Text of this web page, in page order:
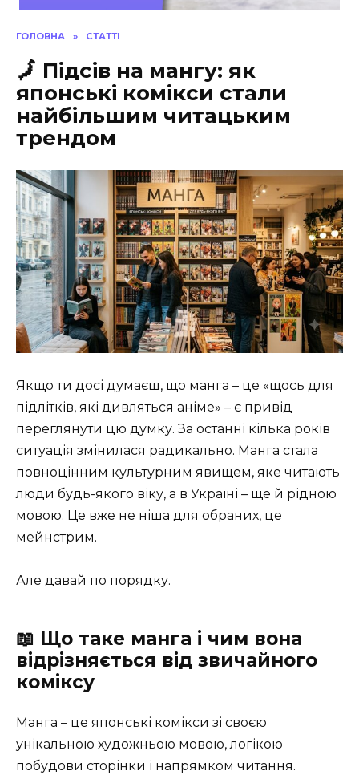
ГОЛОВНА » СТАТТІ
🗾 Підсів на мангу: як
японські комікси стали
найбільшим читацьким
трендом
Якщо ти досі думаєш, що манга – це «щось для
підлітків, які дивляться аніме» – є привід
переглянути цю думку. За останні кілька років
ситуація змінилася радикально. Манга стала
повноцінним культурним явищем, яке читають
люди будь-якого віку, а в Україні – ще й рідною
мовою. Це вже не ніша для обраних, це
мейнстрим.
Але давай по порядку.
📖 Що таке манга і чим вона
відрізняється від звичайного
коміксу
Манга – це японські комікси зі своєю
унікальною художньою мовою, логікою
побудови сторінки і напрямком читання.